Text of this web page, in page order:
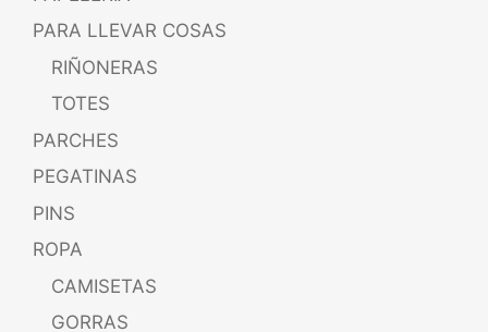
PARA LLEVAR COSAS
RIÑONERAS
TOTES
PARCHES
PEGATINAS
PINS
ROPA
CAMISETAS
GORRAS